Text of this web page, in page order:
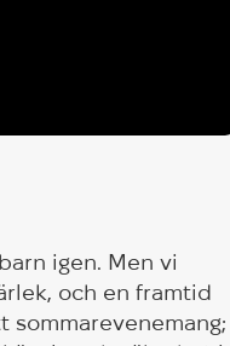
igen. Men vi
och en framtid
sommarevenemang;